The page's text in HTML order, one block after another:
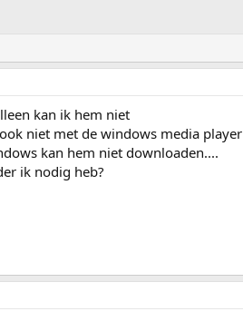
kan ik hem niet
niet met de windows media player
kan hem niet downloaden....
ik nodig heb?